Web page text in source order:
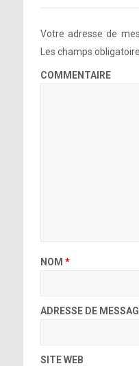
Votre adresse de
Les champs
COMMENTAIRE
NOM *
ADRESSE DE
SITE WEB